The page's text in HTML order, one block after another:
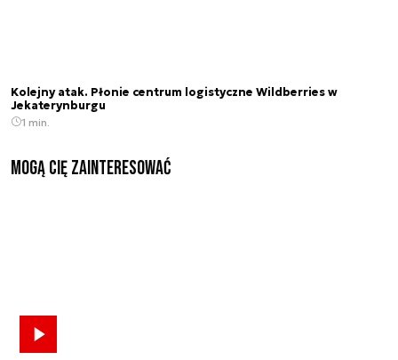
Kolejny atak. Płonie centrum logistyczne Wildberries w
Jekaterynburgu
1 min.
Mogą Cię zainteresować